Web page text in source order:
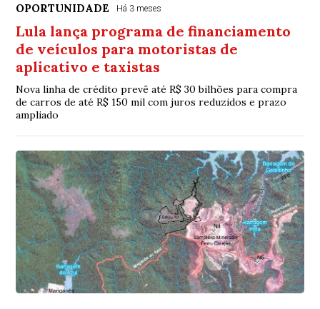
OPORTUNIDADE Há 3 meses
Lula lança programa de financiamento
de veículos para motoristas de
aplicativo e taxistas
Nova linha de crédito prevê até R$ 30 bilhões para compra
de carros de até R$ 150 mil com juros reduzidos e prazo
ampliado